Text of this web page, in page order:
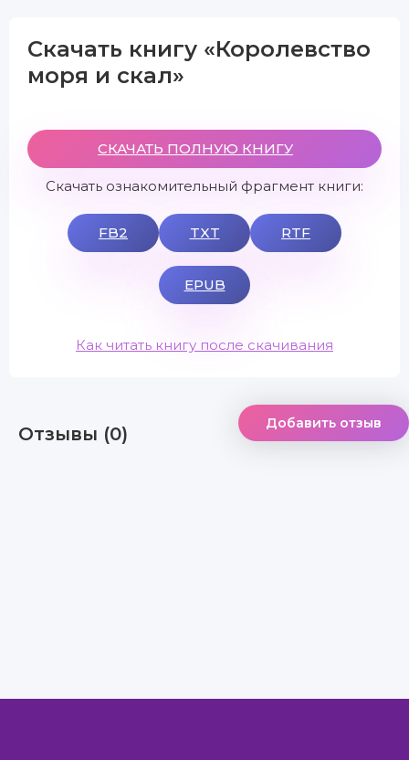
Скачать книгу «Королевство
моря и скал»
СКАЧАТЬ ПОЛНУЮ КНИГУ
Скачать ознакомительный фрагмент книги:
FB2 TXT RTF
EPUB
Как читать книгу после скачивания
Отзывы (0) Добавить отзыв